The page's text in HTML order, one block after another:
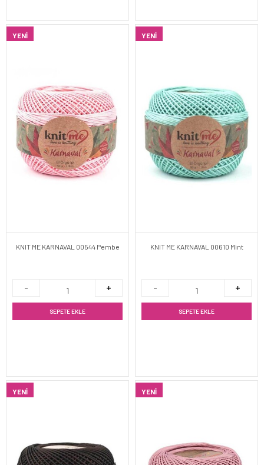
YENI
KNIT ME KARNAVAL 00544 Pembe
SEPETE EKLE
YENI
KNIT ME KARNAVAL 00610 Mint
SEPETE EKLE
YENI YENI